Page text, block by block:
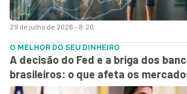
29 de julho de 2026 - 8:20
O MELHOR DO SEU DINHEIRO
A decisão do Fed e a briga dos
brasileiros: o que afeta os